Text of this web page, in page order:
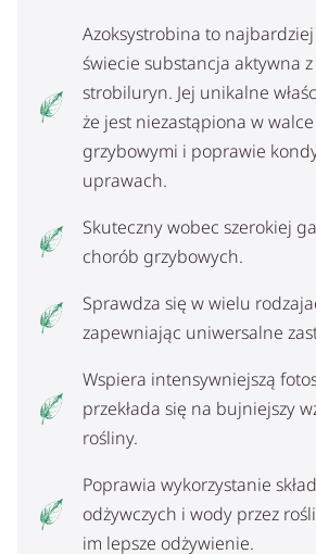
Azoksystrobina to
świecie substancja aktywna
strobiluryn. Jej unikalne
że jest niezastąpiona w
grzybowymi i poprawie
uprawach.
Skuteczny wobec szerokiej
chorób grzybowych.
Sprawdza się w wielu
zapewniając uniwersalne
Wspiera intensywniejszą
przekłada się na bujniejszy
rośliny.
Poprawia wykorzystanie
odżywczych i wody przez
im lepsze odżywienie.